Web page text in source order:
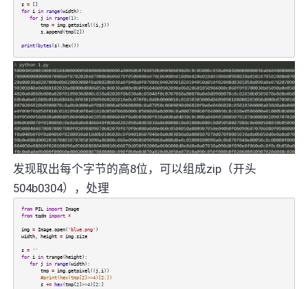
s =[]
for i in range(width):
for j in range(1):
tmp = img.getpixel((i, j ))
s.append (tmp[2])
print( bytes(s). hex())
发现取出每个字节的高8位，可以组成zip（开头
504b0304），处理
from PIL import Image
from tqdm import *
img = Image.open( 'blue.png' )
width, height = img.size
s = ''
for i in trange( height):
for j in range(width):
tmp = img.getpixel(( j ,i))
#print(hex(tmp[2]>>4)[2:])
s += hex(tmp[2] >>4)[2:]